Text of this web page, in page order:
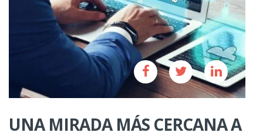
UNA MIRADA MÁS CERCANA A